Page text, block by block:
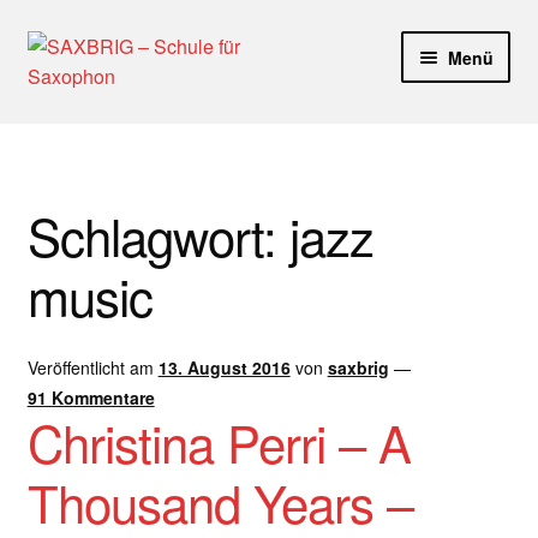
Zur
Navigation
Zum
Inhalt
Menü
Aktuelle Blog Artikel
ANMELDUNG
Dankeschön – Impro Basic Downloads (Youtube)
Datenschutz
Disclaimer
Schlagwort: jazz
music
Veröffentlicht am 13. August 2016 von saxbrig —
91 Kommentare
Christina Perri – A
Thousand Years –